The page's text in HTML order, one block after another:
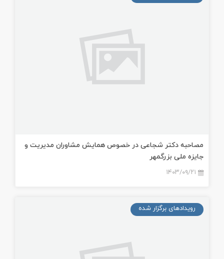
مصاحبه دکتر شجاعی در خصوص همايش مشاوران مديريت و
جايزه ملی بزرگمهر
۱۴۰۳/۰۹/۲۱
رویدادهای برگزار شده